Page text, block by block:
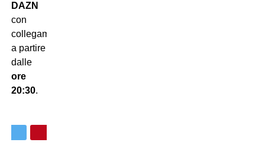
DAZN
con
collegamento
a partire
dalle
ore
20:30.